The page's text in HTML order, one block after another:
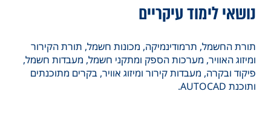
נושאי לימוד עיקריים
תורת החשמל, תרמודינמיקה, מכונות חשמל, תורת הקירור
ומיזוג האוויר, מערכות הספק ומתקני חשמל, מעבדות חשמל,
פיקוד ובקרה, מעבדות קירור ומיזוג אוויר, בקרים מתוכנתים
ותוכנת AUTOCAD.